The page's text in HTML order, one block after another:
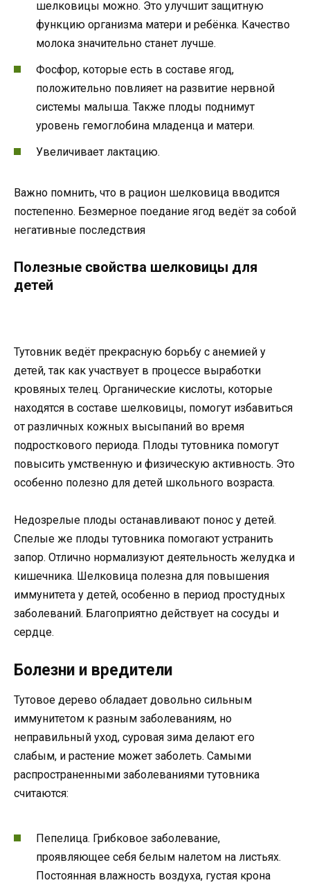
шелковицы можно. Это улучшит защитную
функцию организма матери и ребёнка. Качество
молока значительно станет лучше.
Фосфор, которые есть в составе ягод,
положительно повлияет на развитие нервной
системы малыша. Также плоды поднимут
уровень гемоглобина младенца и матери.
Увеличивает лактацию.
Важно помнить, что в рацион шелковица вводится
постепенно. Безмерное поедание ягод ведёт за собой
негативные последствия
Полезные свойства шелковицы для
детей
Тутовник ведёт прекрасную борьбу с анемией у
детей, так как участвует в процессе выработки
кровяных телец. Органические кислоты, которые
находятся в составе шелковицы, помогут избавиться
от различных кожных высыпаний во время
подросткового периода. Плоды тутовника помогут
повысить умственную и физическую активность. Это
особенно полезно для детей школьного возраста.
Недозрелые плоды останавливают понос у детей.
Спелые же плоды тутовника помогают устранить
запор. Отлично нормализуют деятельность желудка и
кишечника. Шелковица полезна для повышения
иммунитета у детей, особенно в период простудных
заболеваний. Благоприятно действует на сосуды и
сердце.
Болезни и вредители
Тутовое дерево обладает довольно сильным
иммунитетом к разным заболеваниям, но
неправильный уход, суровая зима делают его
слабым, и растение может заболеть. Самыми
распространенными заболеваниями тутовника
считаются:
Пепелица. Грибковое заболевание,
проявляющее себя белым налетом на листьях.
Постоянная влажность воздуха, густая крона